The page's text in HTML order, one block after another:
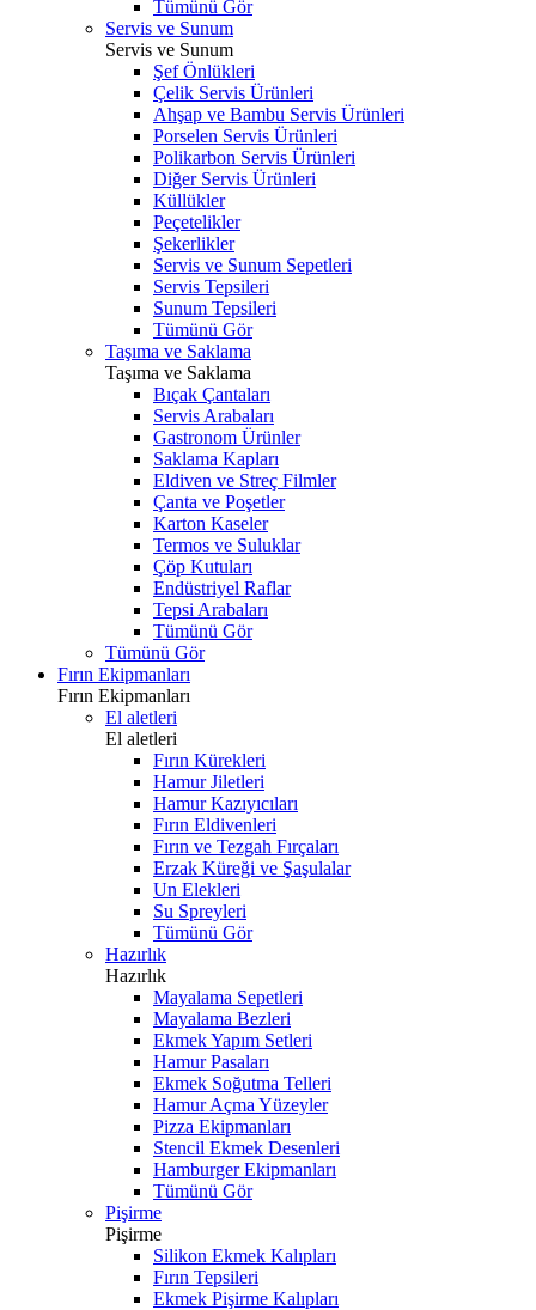
Tümünü Gör
Servis ve Sunum
Servis ve Sunum
Şef Önlükleri
Çelik Servis Ürünleri
Ahşap ve Bambu Servis Ürünleri
Porselen Servis Ürünleri
Polikarbon Servis Ürünleri
Diğer Servis Ürünleri
Küllükler
Peçetelikler
Şekerlikler
Servis ve Sunum Sepetleri
Servis Tepsileri
Sunum Tepsileri
Tümünü Gör
Taşıma ve Saklama
Taşıma ve Saklama
Bıçak Çantaları
Servis Arabaları
Gastronom Ürünler
Saklama Kapları
Eldiven ve Streç Filmler
Çanta ve Poşetler
Karton Kaseler
Termos ve Suluklar
Çöp Kutuları
Endüstriyel Raflar
Tepsi Arabaları
Tümünü Gör
Tümünü Gör
Fırın Ekipmanları
Fırın Ekipmanları
El aletleri
El aletleri
Fırın Kürekleri
Hamur Jiletleri
Hamur Kazıyıcıları
Fırın Eldivenleri
Fırın ve Tezgah Fırçaları
Erzak Küreği ve Şaşulalar
Un Elekleri
Su Spreyleri
Tümünü Gör
Hazırlık
Hazırlık
Mayalama Sepetleri
Mayalama Bezleri
Ekmek Yapım Setleri
Hamur Pasaları
Ekmek Soğutma Telleri
Hamur Açma Yüzeyler
Pizza Ekipmanları
Stencil Ekmek Desenleri
Hamburger Ekipmanları
Tümünü Gör
Pişirme
Pişirme
Silikon Ekmek Kalıpları
Fırın Tepsileri
Ekmek Pişirme Kalıpları